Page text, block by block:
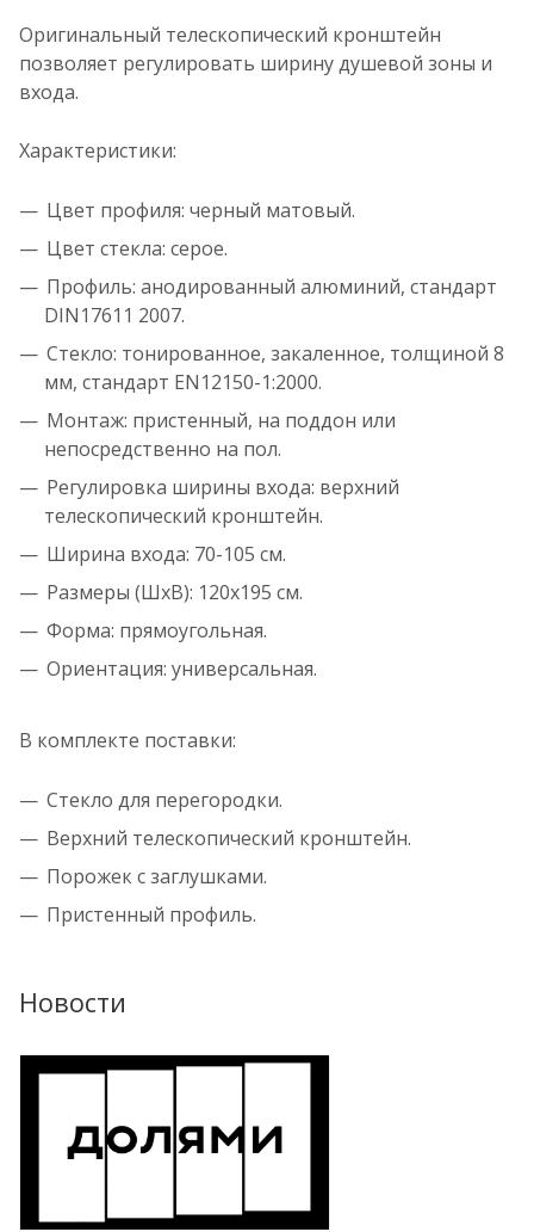
Оригинальный телескопический кронштейн
позволяет регулировать ширину душевой зоны и
входа.
Характеристики:
Цвет профиля: черный матовый.
Цвет стекла: серое.
Профиль: анодированный алюминий, стандарт
DIN17611 2007.
Стекло: тонированное, закаленное, толщиной 8
мм, стандарт EN12150-1:2000.
Монтаж: пристенный, на поддон или
непосредственно на пол.
Регулировка ширины входа: верхний
телескопический кронштейн.
Ширина входа: 70-105 см.
Размеры (ШхВ): 120х195 см.
Форма: прямоугольная.
Ориентация: универсальная.
В комплекте поставки:
Стекло для перегородки.
Верхний телескопический кронштейн.
Порожек с заглушками.
Пристенный профиль.
Новости